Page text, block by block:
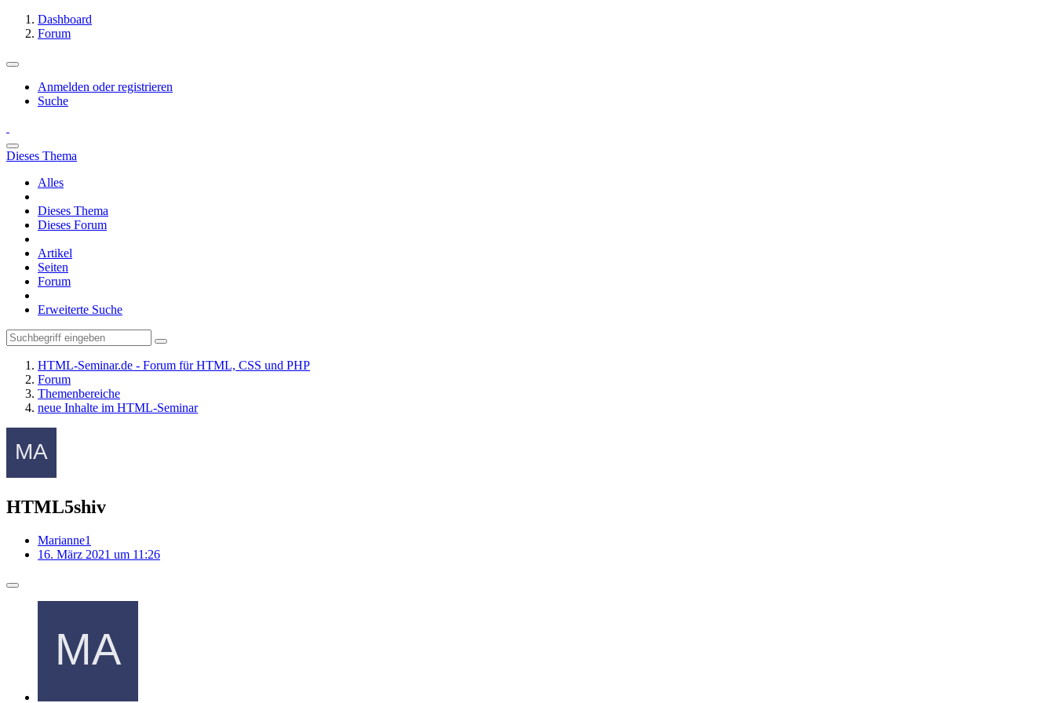
Dashboard
Forum
Anmelden oder registrieren
Suche
Dieses Thema
Alles
Dieses Thema
Dieses Forum
Artikel
Seiten
Forum
Erweiterte Suche
HTML-Seminar.de - Forum für HTML, CSS und PHP
Forum
Themenbereiche
neue Inhalte im HTML-Seminar
HTML5shiv
Marianne1
16. März 2021 um 11:26